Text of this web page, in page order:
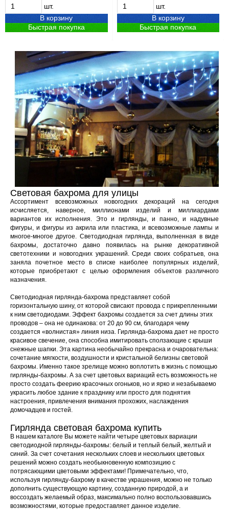
шт.
В корзину
Быстрая покупка
шт.
В корзину
Быстрая покупка
Световая бахрома для улицы
Ассортимент всевозможных новогодних декораций на сегодня
исчисляется, наверное, миллионами изделий и миллиардами
вариантов их исполнения. Это и гирлянды, и панно, и надувные
фигуры, и фигуры из акрила или пластика, и всевозможные лампы и
многое-многое другое. Светодиодная гирлянда, выполненная в виде
бахромы, достаточно давно появилась на рынке декоративной
светотехники и новогодних украшений. Среди своих собратьев, она
заняла почетное место в списке наиболее популярных изделий,
которые приобретают с целью оформления объектов различного
назначения.
Светодиодная гирлянда-бахрома представляет собой
горизонтальную шину, от которой свисают провода с прикрепленными
к ним светодиодами. Эффект бахромы создается за счет длины этих
проводов – она не одинакова: от 20 до 90 см, благодаря чему
создается «волнистая» линия низа. Гирлянда-бахрома дает не просто
красивое свечение, она способна имитировать сползающие с крыши
снежные шапки. Эта картина необычайно прекрасна и очаровательна:
сочетание мягкости, воздушности и кристальной белизны световой
бахромы. Именно такое зрелище можно воплотить в жизнь с помощью
гирлянды-бахромы. А за счет цветовых вариаций есть возможность не
просто создать феерию красочных огоньков, но и ярко и незабываемо
украсить любое здание к празднику или просто для поднятия
настроения, привлечения внимания прохожих, наслаждения
домочадцев и гостей.
Гирлянда световая бахрома купить
В нашем каталоге Вы можете найти четыре цветовых вариации
светодиодной гирлянды-бахромы: белый и теплый белый, желтый и
синий. За счет сочетания нескольких слоев и нескольких цветовых
решений можно создать необыкновенную композицию с
потрясающими цветовыми эффектами! Примечательно, что,
используя гирлянду-бахрому в качестве украшения, можно не только
дополнить существующую картину, созданную природой, а и
воссоздать желаемый образ, максимально полно воспользовавшись
возможностями, которые предоставляет данное изделие.